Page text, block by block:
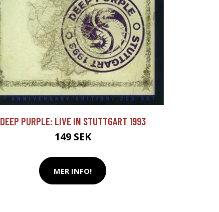
DEEP PURPLE: LIVE IN STUTTGART 1993
149 SEK
MER INFO!